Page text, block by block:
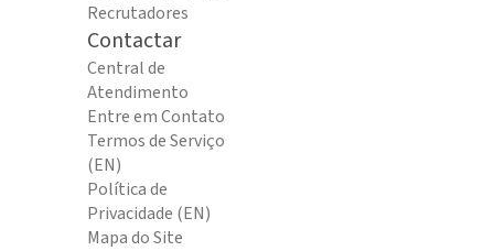
Recrutadores
Contactar
Central de
Atendimento
Entre em Contato
Termos de Serviço
(EN)
Política de
Privacidade (EN)
Mapa do Site